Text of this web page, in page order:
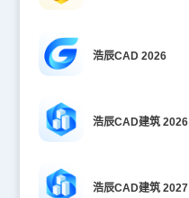
浩辰CAD 2026
浩辰CAD建筑 2026
浩辰CAD建筑 2027